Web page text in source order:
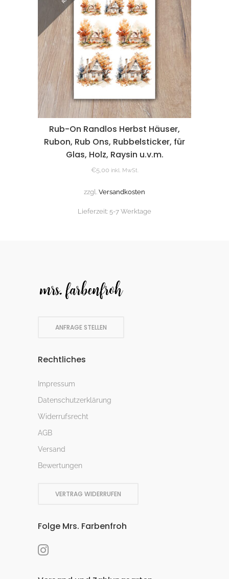
Rub-On Randlos Herbst Häuser,
Rubon, Rub Ons, Rubbelsticker, für
Glas, Holz, Raysin u.v.m.
€5,00 inkl. MwSt.
zzgl. Versandkosten
Lieferzeit: 5-7 Werktage
ANFRAGE STELLEN
Rechtliches
Impressum
Datenschutzerklärung
Widerrufsrecht
AGB
Versand
Bewertungen
VERTRAG WIDERRUFEN
Folge Mrs. Farbenfroh